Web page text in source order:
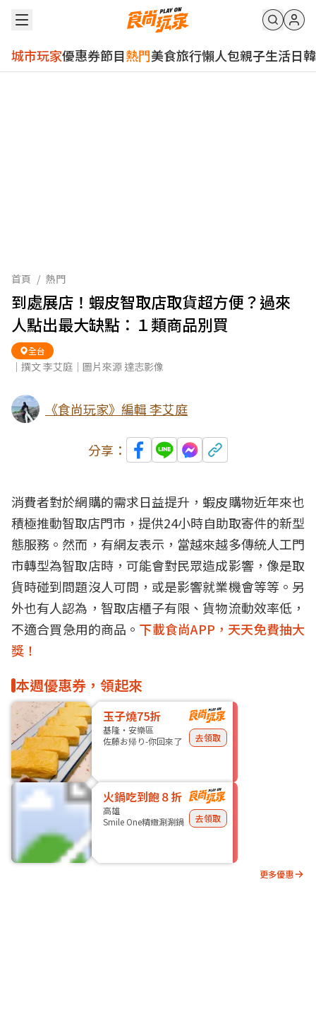
城市玩家優惠券節目熱門美食旅行懶人包親子生活日韓
首頁 / 熱門
到處展店！蝦皮智取店取貨超方便？過來
人點出最大缺點：１類商品別買
全台
｜撰文 李艾庭｜圖片來源 達志影像
《食尚玩家》編輯 李艾庭
分享：
消費者對於網購的需求日益提升，蝦皮購物近年來也
積極推動智取店門市，提供24小時自助取寄件的新型
態服務。然而，有網友表示，當越來越多傳統人工門
市轉型為智取店時，可能會對民眾造成影響，像是取
貨時碰到問題沒人可問，或是影響就業機會等等。另
外也有人認為，智取店櫃子有限、貨物流動效率低，
不適合買急用的商品。 下載食尚APP，天天免費抽大
獎！
本週優惠券，領起來
玉子燒75折
基隆・安樂區
佐藤お帰り-你回來了
去領取
火鍋吃到飽８折
高雄
Smile One精緻涮涮鍋
去領取
更多優惠